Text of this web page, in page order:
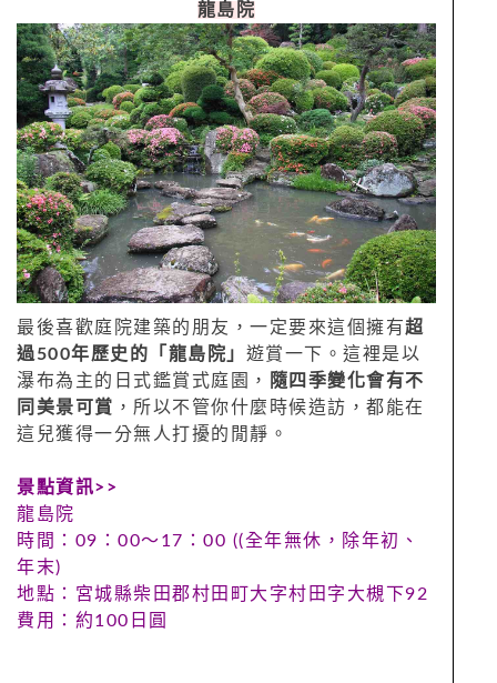
龍島院
最後喜歡庭院建築的朋友，一定要來這個擁有超
過500年歷史的「龍島院」 遊賞一下。這裡是以
瀑布為主的日式鑑賞式庭園，
隨四季變化會有不
同美景可賞 ，所以不管你什麼時候造訪，都能在
這兒獲得一分無人打擾的閒靜。
景點資訊>>
龍島院
時間：09：00～17：00 ((全年無休，除年初、
年末)
地點：宮城縣柴田郡村田町大字村田字大槻下92
費用：約100日圓